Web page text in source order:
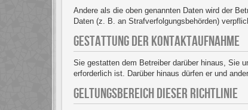
Andere als die oben genannten Daten wird der
Daten (z. B. an Strafverfolgungsbehörden)
GESTATTUNG DER KONTAKTAUFNAHME
Sie gestatten dem Betreiber darüber hinaus, Sie
erforderlich ist. Darüber hinaus dürfen er und
GELTUNGSBEREICH DIESER RICHTLINIE